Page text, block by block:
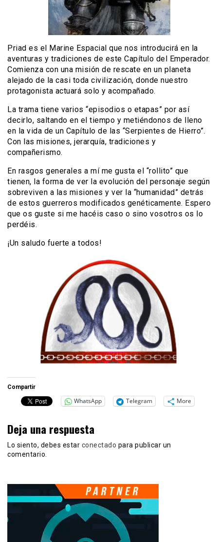
Priad es el Marine Espacial que nos introducirá en la
aventuras y tradiciones de este Capítulo del Emperador.
Comienza con una misión de rescate en un planeta
alejado de la casi toda civilización, donde nuestro
protagonista actuará solo y acompañado.
La trama tiene varios “episodios o etapas” por así
decirlo, saltando en el tiempo y metiéndonos de lleno
en la vida de un Capítulo de las “Serpientes de Hierro”.
Con las misiones, jerarquía, tradiciones y
compañerismo.
En rasgos generales a mí me gusta el “rollito” que
tienen, la forma de ver la evolución del personaje según
sobreviven a las misiones y ver la “humanidad” detrás
de estos guerreros modificados genéticamente. Espero
que os guste si me hacéis caso o sino vosotros os lo
perdéis.
¡Un saludo fuerte a todos!
Compartir
WhatsApp Telegram More
Deja una respuesta
Lo siento, debes estar conectado para publicar un
comentario.